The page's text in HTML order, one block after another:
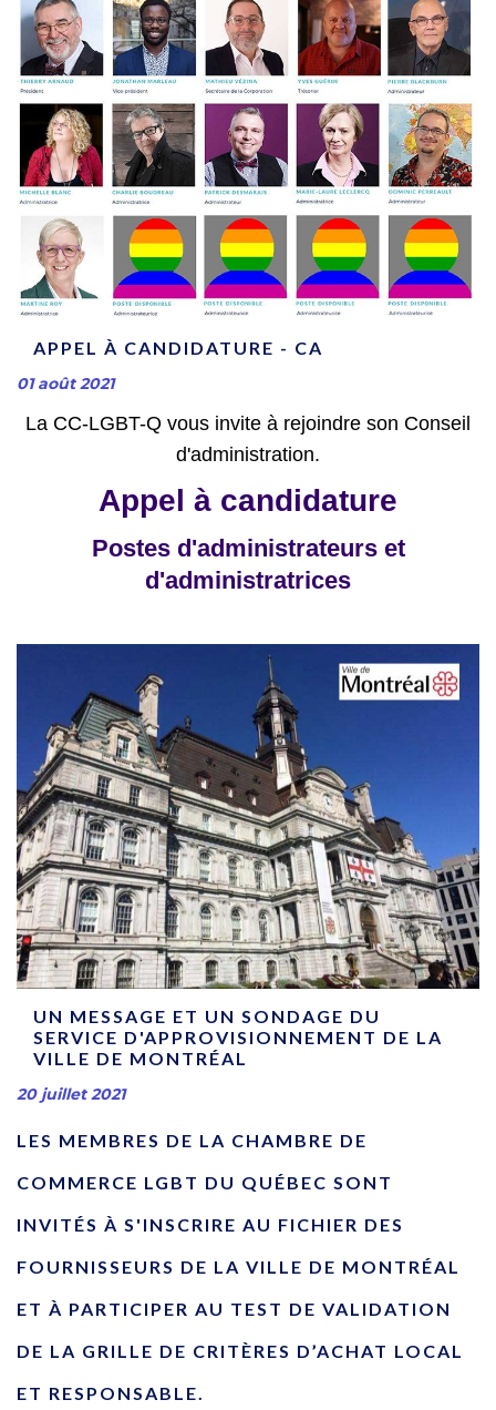
APPEL À CANDIDATURE - CA
01 août 2021
La CC-LGBT-Q vous invite à rejoindre son Conseil
d'administration.
Appel à candidature
Postes d'administrateurs et
d'administratrices
UN MESSAGE ET UN SONDAGE DU
SERVICE D'APPROVISIONNEMENT DE LA
VILLE DE MONTRÉAL
20 juillet 2021
LES MEMBRES DE LA CHAMBRE DE
COMMERCE LGBT DU QUÉBEC SONT
INVITÉS À S'INSCRIRE AU FICHIER DES
FOURNISSEURS DE LA VILLE DE MONTRÉAL
ET À PARTICIPER AU TEST DE VALIDATION
DE LA GRILLE DE CRITÈRES D’ACHAT LOCAL
ET RESPONSABLE.